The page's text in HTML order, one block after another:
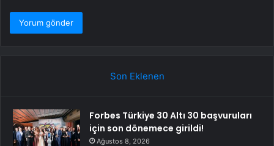
Son Eklenen
Forbes Türkiye 30 Altı 30 başvuruları
için son dönemece girildi!
Ağustos 8, 2026